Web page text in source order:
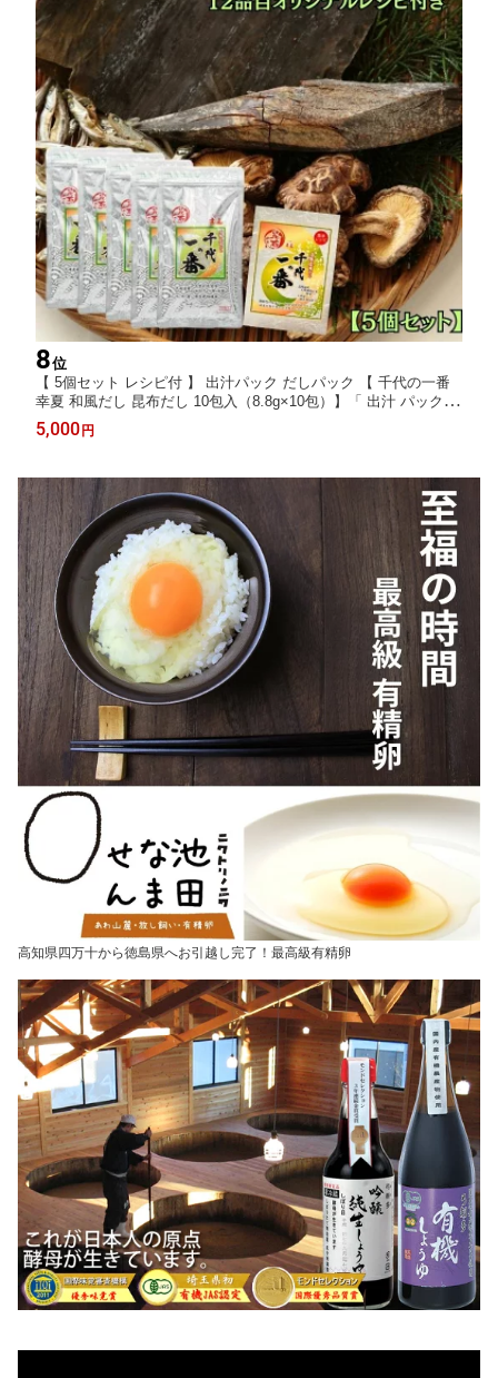
8位
【 5個セット レシピ付 】 出汁パック だしパック 【 千代の一番
幸夏 和風だし 昆布だし 10包入（8.8g×10包）】「 出汁 パック 粉
末 無添加 ギフト 粉末だし 昆布 国産 送料無料 出汁醤油 かつお
鰹節 昆布 かつおぶし プレゼント 」
5,000円
高知県四万十から徳島県へお引越し完了！最高級有精卵